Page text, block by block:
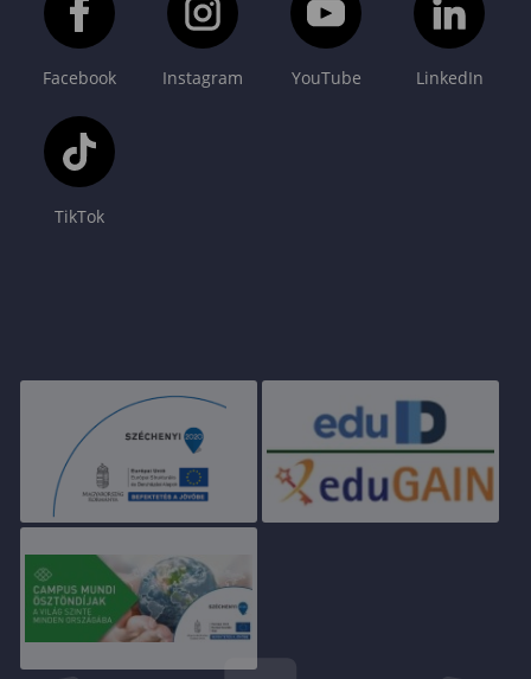
Facebook Instagram YouTube LinkedIn
TikTok